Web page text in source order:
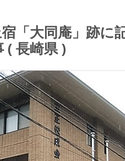
宿「大同庵」跡
( 長崎県 )